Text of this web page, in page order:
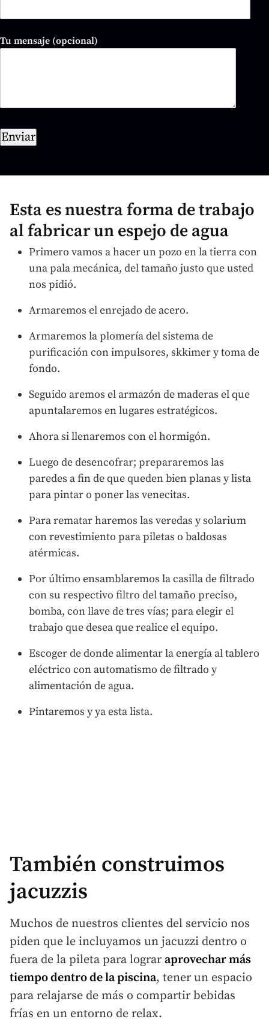
Tu mensaje (opcional)
Esta es nuestra forma de trabajo
al fabricar un espejo de agua
Primero vamos a hacer un pozo en la tierra con
una pala mecánica, del tamaño justo que usted
nos pidió.
Armaremos el enrejado de acero.
Armaremos la plomería del sistema de
purificación con impulsores, skkimer y toma de
fondo.
Seguido aremos el armazón de maderas el que
apuntalaremos en lugares estratégicos.
Ahora si llenaremos con el hormigón.
Luego de desencofrar; prepararemos las
paredes a fin de que queden bien planas y lista
para pintar o poner las venecitas.
Para rematar haremos las veredas y solarium
con revestimiento para piletas o baldosas
atérmicas.
Por último ensamblaremos la casilla de filtrado
con su respectivo filtro del tamaño preciso,
bomba, con llave de tres vías; para elegir el
trabajo que desea que realice el equipo.
Escoger de donde alimentar la energía al tablero
eléctrico con automatismo de filtrado y
alimentación de agua.
Pintaremos y ya esta lista.
También construimos
jacuzzis
Muchos de nuestros clientes del servicio nos
piden que le incluyamos un jacuzzi dentro o
fuera de la pileta para lograraprovechar más
tiempo dentro de la piscina, tener un espacio
para relajarse de más o compartir bebidas
frías en un entorno de relax.